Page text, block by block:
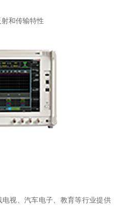
和传输特性
视、汽车电子、教育等行业提供